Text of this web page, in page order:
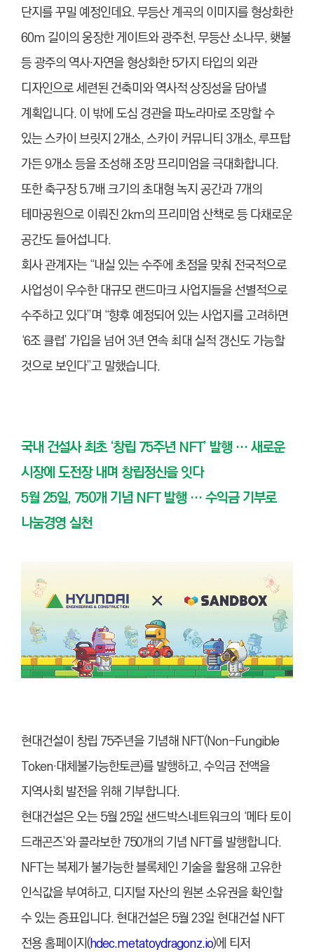
단지를 꾸밀 예정인데요. 무등산 계곡의 이미지를 형상화한
60m 길이의 웅장한 게이트와 광주천, 무등산 소나무, 횃불
등 광주의 역사·자연을 형상화한 5가지 타입의 외관
디자인으로 세련된 건축미와 역사적 상징성을 담아낼
계획입니다. 이 밖에 도심 경관을 파노라마로 조망할 수
있는 스카이 브릿지 2개소, 스카이 커뮤니티 3개소, 루프탑
가든 9개소 등을 조성해 조망 프리미엄을 극대화합니다.
또한 축구장 5.7배 크기의 초대형 녹지 공간과 7개의
테마공원으로 이뤄진 2km의 프리미엄 산책로 등 다채로운
공간도 들어섭니다.
회사 관계자는 “내실 있는 수주에 초점을 맞춰 전국적으로
사업성이 우수한 대규모 랜드마크 사업지들을 선별적으로
수주하고 있다”며 “향후 예정되어 있는 사업지를 고려하면
‘6조 클럽’ 가입을 넘어 3년 연속 최대 실적 갱신도 가능할
것으로 보인다”고 말했습니다.
국내 건설사 최초 ‘창립 75주년 NFT’ 발행 … 새로운
시장에 도전장 내며 창립정신을 잇다
5월 25일, 750개 기념 NFT 발행 … 수익금 기부로
나눔경영 실천
현대건설이 창립 75주년을 기념해 NFT(Non-Fungible
Token·대체불가능한토큰)를 발행하고, 수익금 전액을
지역사회 발전을 위해 기부합니다.
현대건설은 오는 5월 25일 샌드박스네트워크의 ‘메타 토이
드래곤즈’와 콜라보한 750개의 기념 NFT를 발행합니다.
NFT는 복제가 불가능한 블록체인 기술을 활용해 고유한
인식값을 부여하고, 디지털 자산의 원본 소유권을 확인할
수 있는 증표입니다. 현대건설은 5월 23일 현대건설 NFT
전용 홈페이지(hdec.metatoydragonz.io)에 티저